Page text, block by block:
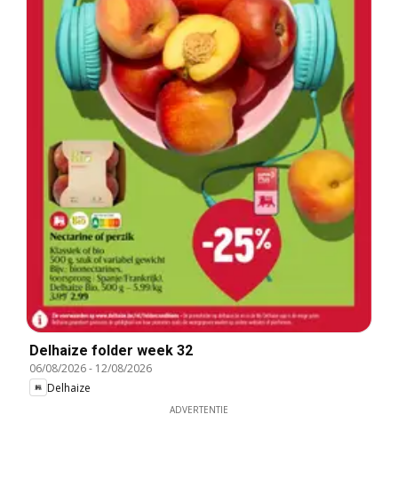
Delhaize folder week 32
06/08/2026- 12/08/2026
Delhaize
ADVERTENTIE